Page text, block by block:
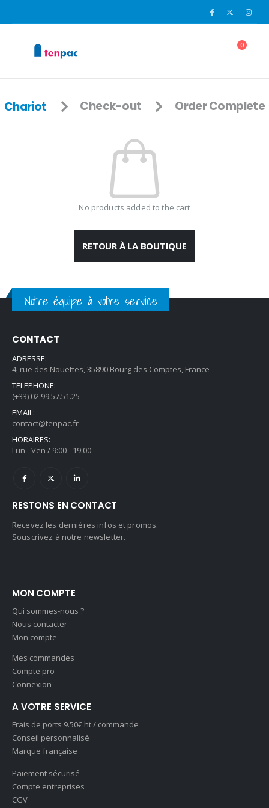
0
Chariot Check-out Order Complete
No products added to the cart
RETOUR À LA BOUTIQUE
Notre équipe à votre service
CONTACT
ADRESSE:
4, rue des Nouettes, 35890 Bourg des Comptes, France
TELEPHONE:
(+33) 02.99.57.51.25
EMAIL:
contact@tenpac.fr
HORAIRES:
Lun - Ven / 9:00 - 19:00
RESTONS EN CONTACT
Recevez les dernières infos et promos.
Souscrivez à notre newsletter.
MON COMPTE
Qui sommes-nous ?
Nous contacter
Mon compte
Mes commandes
Compte pro
Connexion
A VOTRE SERVICE
Frais de ports 9.50€ ht / commande
Conseil personnalisé
Marque française
Paiement sécurisé
Compte entreprises
CGV